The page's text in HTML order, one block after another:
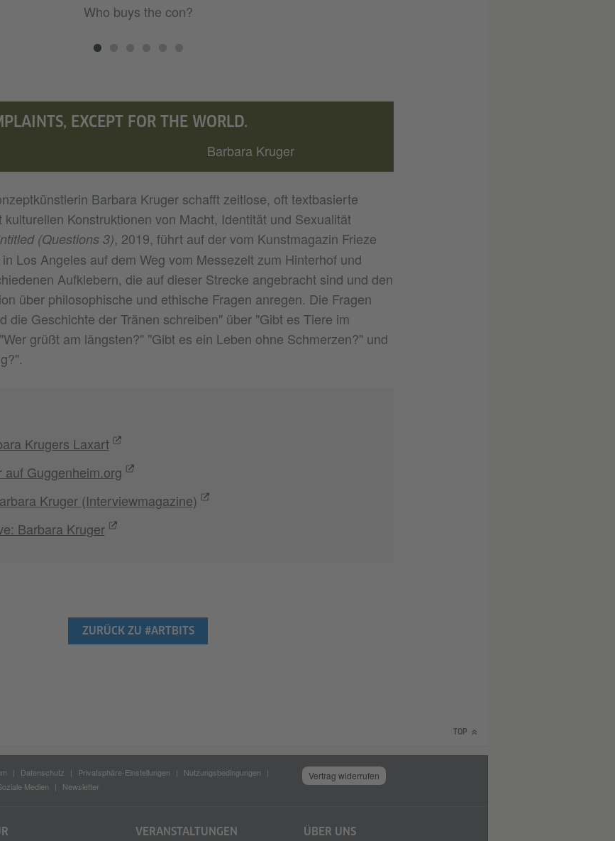
Who buys the con?
EXCEPT FOR THE WORLD.
Barbara Kruger
Barbara Kruger schafft zeitlose, oft textbasierte
Konstruktionen von Macht, Identität und Sexualität
(Questions 3), 2019, führt auf der vom Kunstmagazin Frieze
Los Angeles auf dem Weg vom Messezelt zum Hinterhof und
Aufklebern, die auf dieser Strecke angebracht sind und den
über philosophische und ethische Fragen anregen. Die Fragen
die Geschichte der Tränen schreiben" über "Gibt es Tiere im
grüßt am längsten?" "Gibt es ein Leben ohne Schmerzen?" und
Krugers Laxart
auf Guggenheim.org
Kruger (Interviewmagazine)
Barbara Kruger
ZURÜCK ZU #ARTBITS
TOP
Datenschutz Privatsphäre-Einstellungen
Nutzungsbedingungen
Medien Newsletter
Vertrag widerrufen
VERANSTALTUNGEN ÜBER UNS